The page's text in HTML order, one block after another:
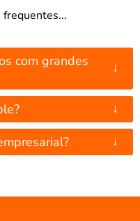
com grandes
↓
↓
↓